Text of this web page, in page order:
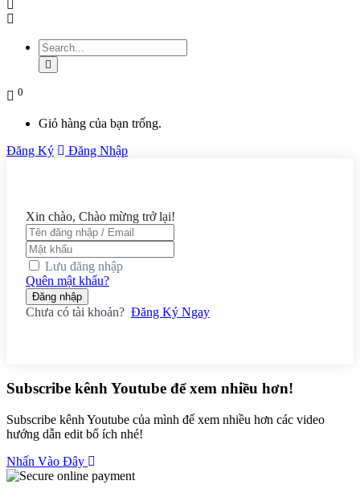
0
Giỏ hàng của bạn trống.
Đăng Ký
Đăng Nhập
Xin chào, Chào mừng trở lại!
Lưu đăng nhập
Quên mật khẩu?
Đăng nhập
Chưa có tài khoản? Đăng Ký Ngay
Subscribe kênh Youtube để xem nhiều hơn!
Subscribe kênh Youtube của mình để xem nhiều hơn các video
hướng dẫn edit bổ ích nhé!
Nhấn Vào Đây